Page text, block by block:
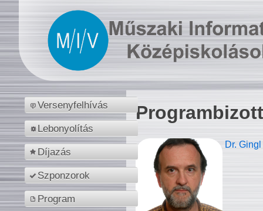
Versenyfelhívás
Lebonyolítás
Díjazás
Szponzorok
Program
Dr.